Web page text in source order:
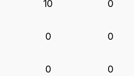
10 0
0 0
0 0